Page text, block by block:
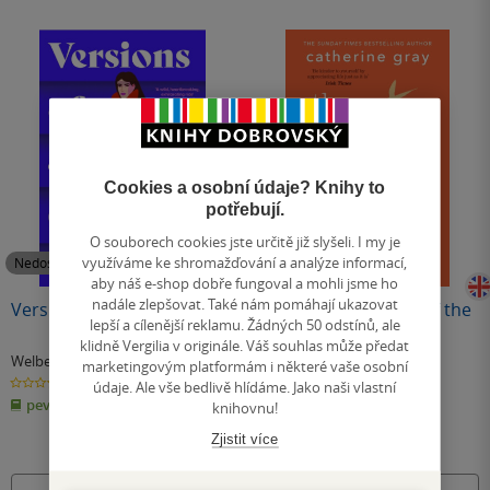
Nedostupné
Versions of a Girl
Welbeck Publishing Group,
Catherine Gray
0.0
z
5
hvězdiček
pevná vazba
Nedostupné
The Unexpected Joy of the
Ordinary
Catherine Gray
0.0
z
5
hvězdiček
měkká vazba
Cookies a osobní údaje? Knihy to
potřebují.
O souborech cookies jste určitě již slyšeli. I my je
využíváme ke shromažďování a analýze informací,
aby náš e-shop dobře fungoval a mohli jsme ho
nadále zlepšovat. Také nám pomáhají ukazovat
lepší a cílenější reklamu. Žádných 50 odstínů, ale
klidně Vergilia v originále. Váš souhlas může předat
marketingovým platformám i některé vaše osobní
údaje. Ale vše bedlivě hlídáme. Jako naši vlastní
knihovnu!
Zjistit více